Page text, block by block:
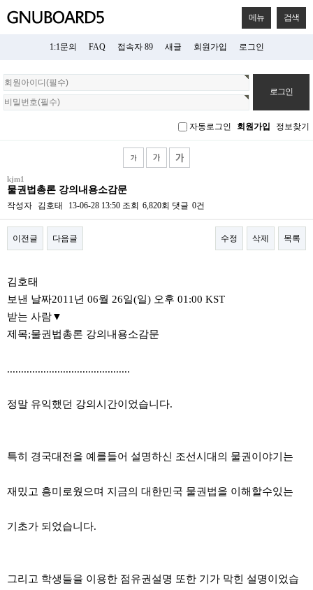
메뉴 검색
1:1문의 FAQ 접속자 89 새글 회원가입 로그인
회
원
로
자동로그인 회원가입 정보찾기
kjm1
물권법총론 강의내용소감문
작성자 김호태 13-06-28 13:50 조회 6,820회 댓글 0건
이전글 다음글 수정 삭제 목록
김호태
보낸 날짜2011년 06월 26일(일) 오후 01:00 KST
받는 사람▼
제목;물권법총론 강의내용소감문
............................................
정말 유익했던 강의시간이었습니다.
특히 경국대전을 예를들어 설명하신 조선시대의 물권이야기는
재밌고 흥미로웠으며 지금의 대한민국 물권법을 이해할수있는
기초가 되었습니다.
그리고 학생들을 이용한 점유권설명 또한 기가 막힌 설명이었습